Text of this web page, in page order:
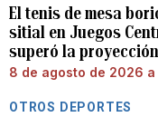
El tenis de mesa
sitial en Juegos
superó la
8 de agosto de 2026 a
OTROS DEPORTES